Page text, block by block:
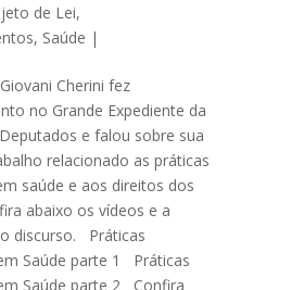
de Lei,
, Saúde |
Cherini fez
no Grande Expediente da
e falou sobre sua
relacionado as práticas
saúde e aos direitos dos
abaixo os vídeos e a
discurso. Práticas
Saúde parte 1 Práticas
Saúde parte 2 Confira